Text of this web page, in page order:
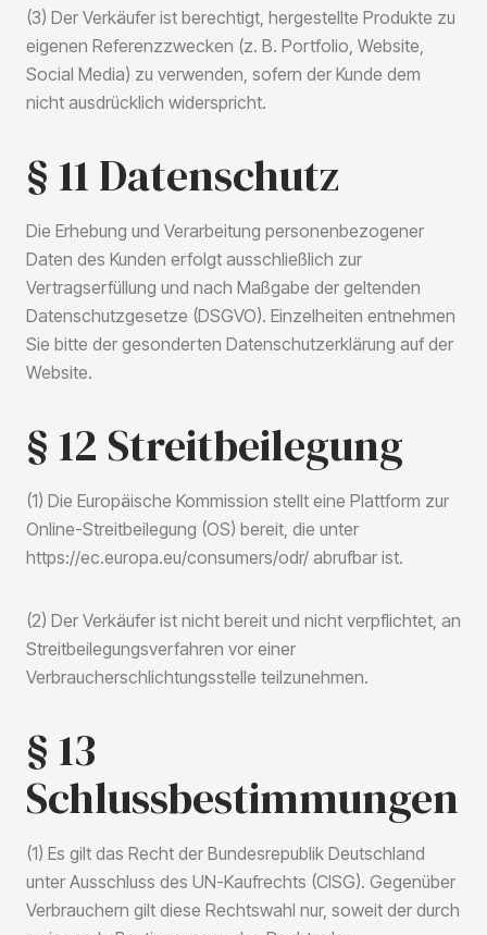
(3) Der Verkäufer ist berechtigt, hergestellte Produkte zu
eigenen Referenzzwecken (z. B. Portfolio, Website,
Social Media) zu verwenden, sofern der Kunde dem
nicht ausdrücklich widerspricht.
§ 11 Datenschutz
Die Erhebung und Verarbeitung personenbezogener
Daten des Kunden erfolgt ausschließlich zur
Vertragserfüllung und nach Maßgabe der geltenden
Datenschutzgesetze (DSGVO). Einzelheiten entnehmen
Sie bitte der gesonderten Datenschutzerklärung auf der
Website.
§ 12 Streitbeilegung
(1) Die Europäische Kommission stellt eine Plattform zur
Online-Streitbeilegung (OS) bereit, die unter
https://ec.europa.eu/consumers/odr/ abrufbar ist.
(2) Der Verkäufer ist nicht bereit und nicht verpflichtet, an
Streitbeilegungsverfahren vor einer
Verbraucherschlichtungsstelle teilzunehmen.
§ 13
Schlussbestimmungen
(1) Es gilt das Recht der Bundesrepublik Deutschland
unter Ausschluss des UN-Kaufrechts (CISG). Gegenüber
Verbrauchern gilt diese Rechtswahl nur, soweit der durch